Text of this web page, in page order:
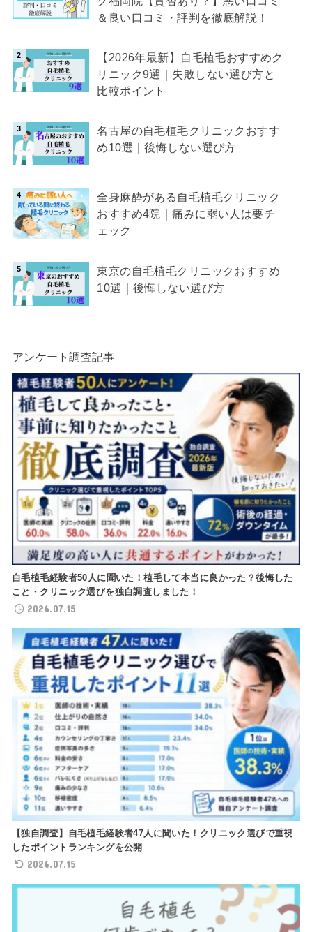
＆良い口コミ・評判を徹底解説！
【2026年最新】自毛植毛おすすめク
リニック9選｜失敗しない選び方と
比較ポイント
名古屋の自毛植毛クリニックおすす
め10選｜後悔しない選び方
全身麻酔がある自毛植毛クリニック
おすすめ4院｜痛みに弱い人は要チ
ェック
東京の自毛植毛クリニックおすすめ
10選｜後悔しない選び方
アンケート調査記事
自毛植毛経験者50人に聞いた！植毛して本当に良かった？後悔した
こと・クリニック選びを独自調査しました！
2026.07.15
【独自調査】自毛植毛経験者47人に聞いた！クリニック選びで重視
したポイントランキングを公開
2026.07.15